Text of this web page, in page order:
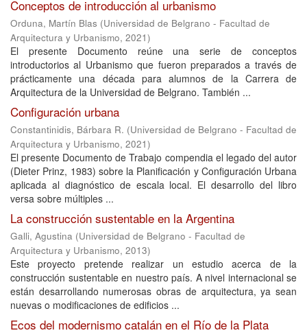
Conceptos de introducción al urbanismo
Orduna, Martín Blas (Universidad de Belgrano - Facultad de
Arquitectura y Urbanismo, 2021)
El presente Documento reúne una serie de conceptos
introductorios al Urbanismo que fueron preparados a través de
prácticamente una década para alumnos de la Carrera de
Arquitectura de la Universidad de Belgrano. También ...
Configuración urbana
Constantinidis, Bárbara R. (Universidad de Belgrano - Facultad de
Arquitectura y Urbanismo, 2021)
El presente Documento de Trabajo compendia el legado del autor
(Dieter Prinz, 1983) sobre la Planificación y Configuración Urbana
aplicada al diagnóstico de escala local. El desarrollo del libro
versa sobre múltiples ...
La construcción sustentable en la Argentina
Galli, Agustina (Universidad de Belgrano - Facultad de
Arquitectura y Urbanismo, 2013)
Este proyecto pretende realizar un estudio acerca de la
construcción sustentable en nuestro país. A nivel internacional se
están desarrollando numerosas obras de arquitectura, ya sean
nuevas o modificaciones de edificios ...
Ecos del modernismo catalán en el Río de la Plata